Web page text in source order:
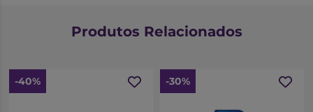
Produtos Relacionados
-40% -30%